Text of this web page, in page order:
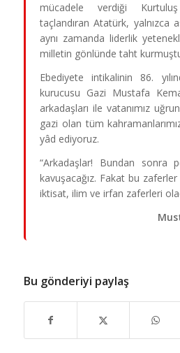
mücadele verdiği Kurtuluş
taçlandıran Atatürk, yalnızca
aynı zamanda liderlik
milletin gönlünde taht
Ebediyete intikalinin 86.
kurucusu Gazi Mustafa
arkadaşları ile vatanımız
gazi olan tüm
yâd ediyoruz.
“Arkadaşlar! Bundan sonra
kavuşacağız. Fakat bu
iktisat, ilim ve irfan zaferleri
Bu gönderiyi paylaş